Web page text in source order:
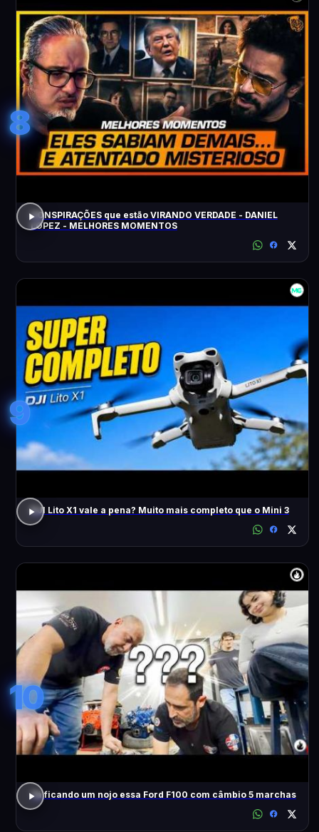
8
CONSPIRAÇÕES que estão VIRANDO VERDADE - DANIEL
LOPEZ - MELHORES MOMENTOS
9
DJI Lito X1 vale a pena? Muito mais completo que o Mini 3
10
Tá ficando um nojo essa Ford F100 com câmbio 5 marchas